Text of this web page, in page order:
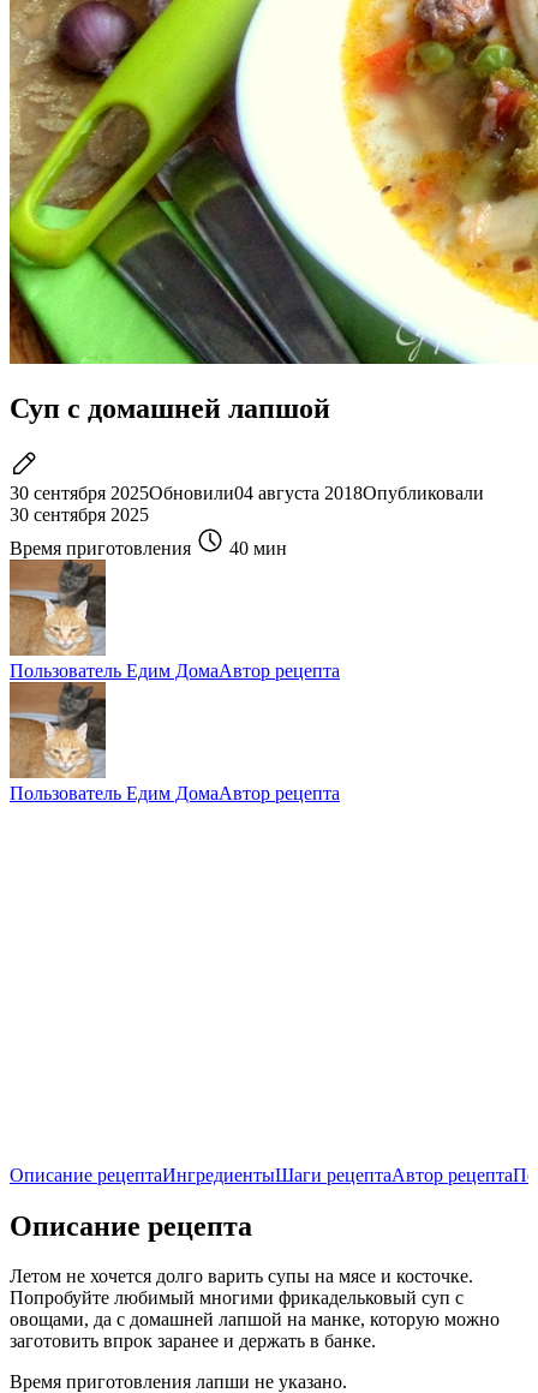
Суп с домашней лапшой
30 сентября 2025Обновили04 августа 2018Опубликовали
30 сентября 2025
Время приготовления
40 мин
Пользователь Едим ДомаАвтор рецепта
Пользователь Едим ДомаАвтор рецепта
Описание рецептаИнгредиентыШаги рецептаАвтор рецепта
Описание рецепта
Летом не хочется долго варить супы на мясе и косточке.
Попробуйте любимый многими фрикадельковый суп с
овощами, да с домашней лапшой на манке, которую можно
заготовить впрок заранее и держать в банке.
Время приготовления лапши не указано.